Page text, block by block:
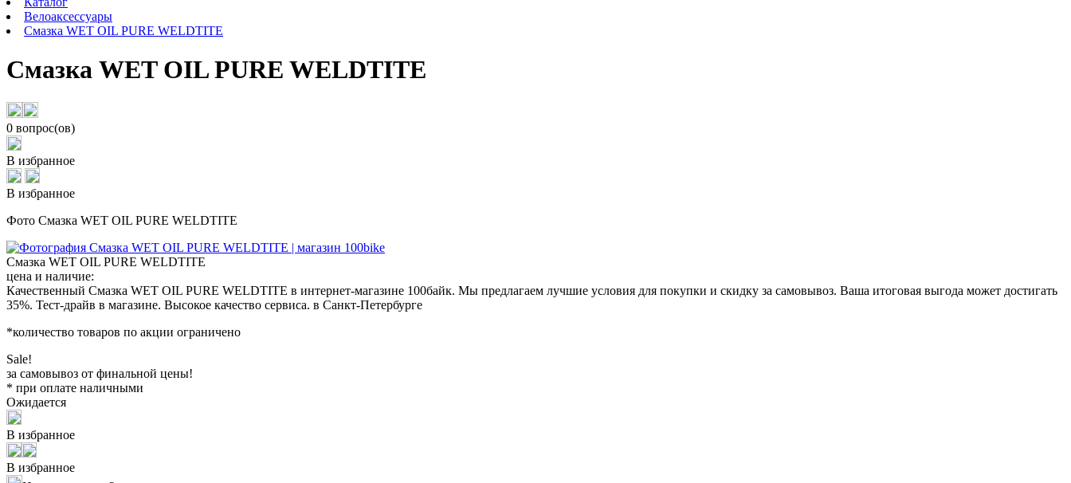
Велоаксессуары
Смазка WET OIL PURE WELDTITE
Смазка WET OIL PURE WELDTITE
0 вопрос(ов)
В избранное
В избранное
Фото Смазка WET OIL PURE WELDTITE
Смазка WET OIL PURE WELDTITE
цена и наличие:
Качественный Смазка WET OIL PURE WELDTITE в интернет-магазине 100байк. Мы предлагаем лучшие условия для покупки и скидку за самовывоз. Ваша итоговая выгода может достигать
35%. Тест-драйв в магазине. Высокое качество сервиса. в Санкт-Петербурге
*количество товаров по акции ограничено
Sale!
за самовывоз от финальной цены!
* при оплате наличными
Ожидается
В избранное
В избранное